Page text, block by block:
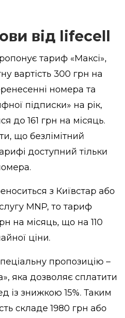
від lifecell
тариф «Максі»,
вартість 300 грн на
номера та
підписки» на рік,
до 161 грн на місяць.
що безлімітний
доступний тільки
з Київстар або
MNP, то тариф
на місяць, що на 110
ціни.
пропозицію –
яка дозволяє сплатити
із знижкою 15%. Таким
складе 1980 грн або